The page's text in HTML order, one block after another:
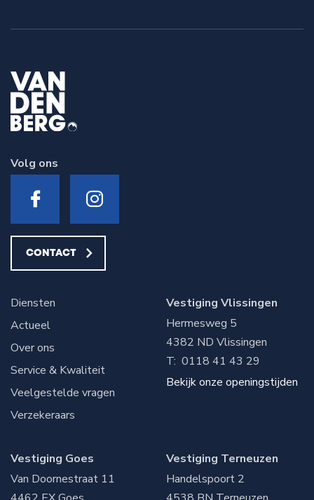
Volg ons
CONTACT
Diensten
Actueel
Over ons
Service & Kwaliteit
Veelgestelde vragen
Verzekeraars
Vestiging Vlissingen
Hermesweg 5
4382 ND Vlissingen
T: 0118 41 43 29
Bekijk onze openingstijden
Vestiging Goes
Van Doornestraat 11
Vestiging Terneuzen
Handelspoort 2